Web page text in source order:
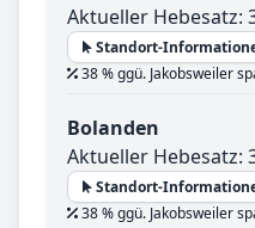
Aktueller Hebesatz:
Standort-
38 % ggü. Jakobsweiler
Bolanden
Aktueller Hebesatz:
Standort-
38 % ggü. Jakobsweiler